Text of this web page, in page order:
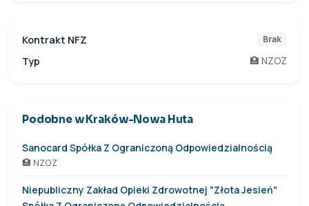
Kontrakt NFZ Brak
Typ 🏥 NZOZ
Podobne w Kraków-Nowa Huta
Sanocard Spółka Z Ograniczoną Odpowiedzialnością
🏥 NZOZ
Niepubliczny Zakład Opieki Zdrowotnej "Złota Jesień"